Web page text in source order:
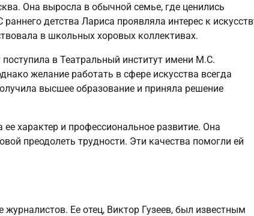
Она выросла в обычной семье, где ценились
детства Лариса проявляла интерес к
в школьных хоровых коллективах.
в Театральный институт имени М.С.
желание работать в сфере искусства всегда
высшее образование и приняла решение
характер и профессиональное развитие. Она
преодолеть трудности. Эти качества помогли ей
Ее отец, Виктор Гузеев, был известным